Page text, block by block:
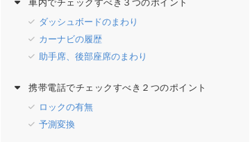
ダッシュボードのまわり
カーナビの履歴
助手席、後部座席のまわり
携帯電話でチェックすべき２つのポイント
ロックの有無
予測変換